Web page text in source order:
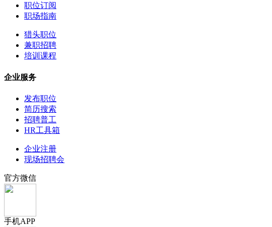
职位订阅
职场指南
猎头职位
兼职招聘
培训课程
企业服务
发布职位
简历搜索
招聘普工
HR工具箱
企业注册
现场招聘会
官方微信
手机APP